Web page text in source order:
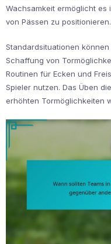
Wachsamkeit ermöglicht es
von Pässen zu positionieren.
Standardsituationen
Schaffung von
Routinen für Ecken und
Spieler nutzen. Das Üben
erhöhten Tormöglichkeiten